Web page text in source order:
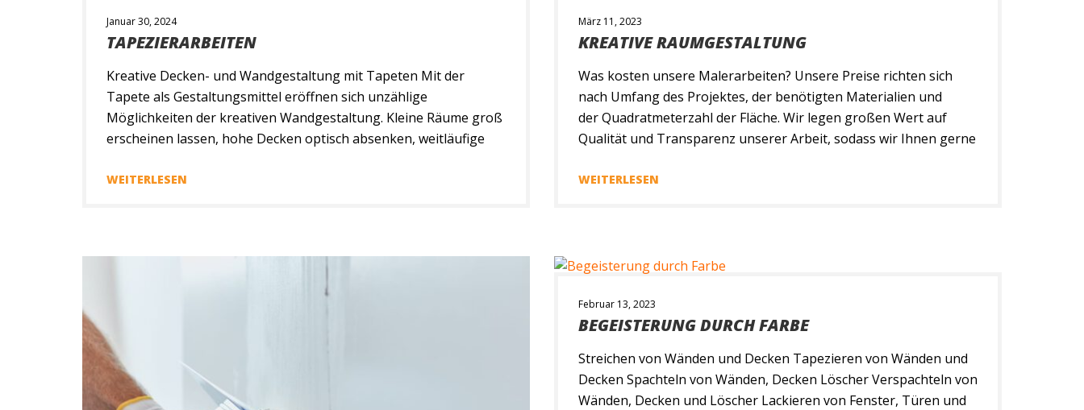
Januar 30, 2024
TAPEZIERARBEITEN
Kreative Decken- und Wandgestaltung mit Tapeten Mit der
Tapete als Gestaltungsmittel eröffnen sich unzählige
Möglichkeiten der kreativen Wandgestaltung. Kleine Räume groß
erscheinen lassen, hohe Decken optisch absenken, weitläufige
unterschiedlichsten Tapetenarten ergeben sich viele
WEITERLESEN
März 11, 2023
KREATIVE RAUMGESTALTUNG
Was kosten unsere Malerarbeiten? Unsere Preise richten sich
nach Umfang des Projektes, der benötigten Materialien und
der Quadratmeterzahl der Fläche. Wir legen großen Wert auf
Qualität und Transparenz unserer Arbeit, sodass wir Ihnen gerne
faires Preis-Leistungs-Verhältnis wichtig! Malerarbeiten bei
WEITERLESEN
Februar 13, 2023
BEGEISTERUNG DURCH FARBE
Streichen von Wänden und Decken Tapezieren von Wänden und
Decken Spachteln von Wänden, Decken Löscher Verspachteln von
Wänden, Decken und Löscher Lackieren von Fenster, Türen und